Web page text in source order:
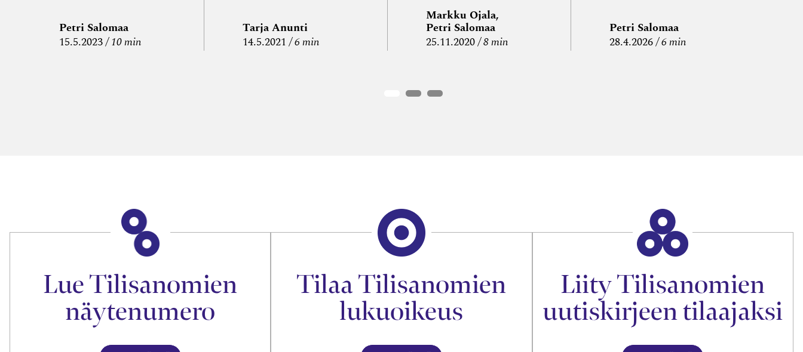
edelleen­
veloitus ja
Petri Salomaa
15.5.2023 10 min
Tarja Anunti
14.5.2021
6 min
Markku Ojala,
Petri Salomaa
25.11.2020 8 min
Petri Salomaa
28.4.2026 6 min
Lue Tilisanomien
näytenumero
Tilaa Tilisanomien
lukuoikeus
Liity Tilisanomien
uutiskirjeen tilaajaksi